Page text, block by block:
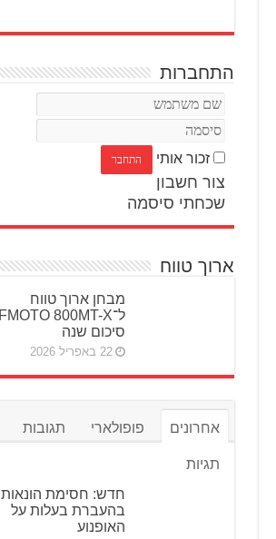
התחברות
זכור אותי
צור חשבון
שכחתי סיסמה
ארוך טווח
מבחן ארוך טווח
סיכום שנה
22 באפריל 2026
אחרונים פופולארי תגובות
תגיות
חדש: חסימת הונאות
בהעברת בעלות על
האופנוע